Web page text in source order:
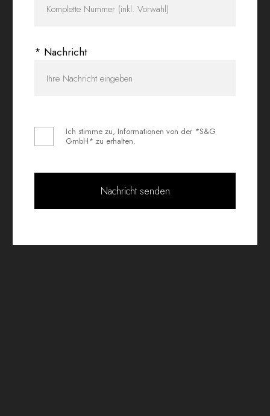
* Nachricht
Ich stimme zu, Informationen von der *S&G
GmbH* zu erhalten.